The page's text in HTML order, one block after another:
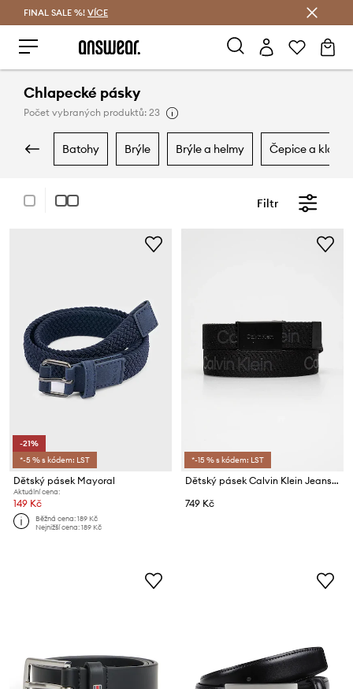
FINAL SALE %! VÍCE
Chlapecké pásky
Počet vybraných produktů: 23
batohy brýle brýle a helmy čepice a
Filtr
-21%
*-5 % s kódem: LST
Dětský pásek Mayoral
Aktuální cena:
149 Kč
Běžná cena:189 Kč
Nejnižší cena:189 Kč
*-15 % s kódem: LST
Dětský pásek Calvin Klein Jeans 0
749 Kč